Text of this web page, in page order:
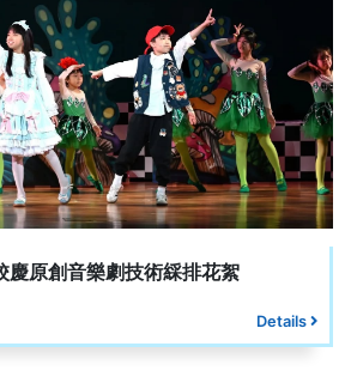
慶原創音樂劇技術綵排花絮
Details